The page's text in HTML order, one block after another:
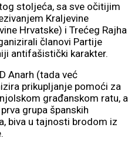
stoljeća, sa sve očitijim
Kraljevine
Hrvatske) i Trećeg Rajha
članovi Partije
antifašistički karakter.
Anarh (tada već
prikupljanje pomoći za
građanskom ratu, a
grupa španskih
biva u tajnosti brodom iz